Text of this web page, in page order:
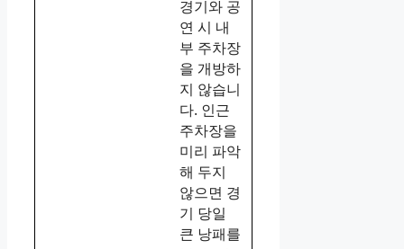
경기와 공
연 시 내
부 주차장
을 개방하
지 않습니
다. 인근
주차장을
미리 파악
해 두지
않으면 경
기 당일
큰 낭패를